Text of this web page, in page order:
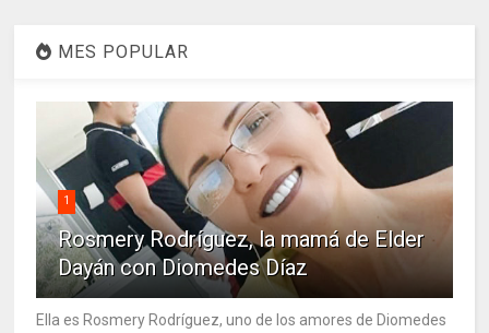
MES POPULAR
1
Rosmery Rodríguez, la mamá de Elder
Dayán con Diomedes Díaz
Ella es Rosmery Rodríguez, uno de los amores de Diomedes